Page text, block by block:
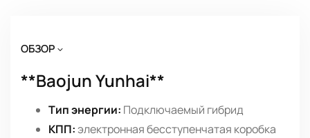
ОБЗОР
**Baojun Yunhai**
Тип энергии: Подключаемый гибрид
КПП:электронная бесступенчатая коробка